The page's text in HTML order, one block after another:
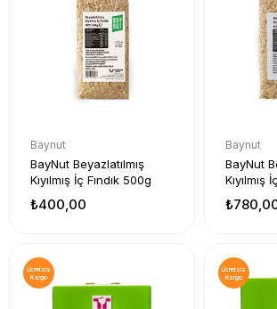
Baynut
BayNut Beyazlatılmış
Kıyılmış İç Fındık 500g
₺400,00
Baynut
BayNut
Kıyılmış
Ücretsiz
Kargo
Ücretsiz
Kargo